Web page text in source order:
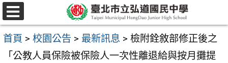
跳
至
主
選
單
首頁 > 校園公告 > 最新訊息 > 檢附銓敘部修正後之
「公教人員保險被保險人一次性離退給與按月攤提